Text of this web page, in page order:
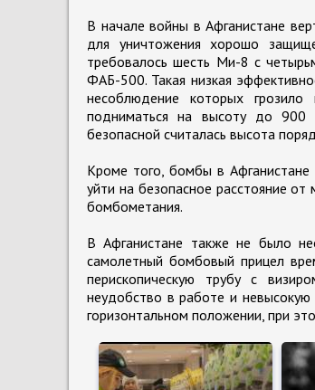
В начале войны в Афганистане
для уничтожения хорошо
требовалось шесть Ми-8 с
ФАБ-500. Такая низкая
несоблюдение которых
подниматься на высоту до 900
безопасной считалась высота
Кроме того, бомбы в Афганистане
уйти на безопасное расстояние
бомбометания.
В Афганистане также не было
самолетный бомбовый прицел
перископическую трубу с
неудобство в работе и
горизонтальном положении, при